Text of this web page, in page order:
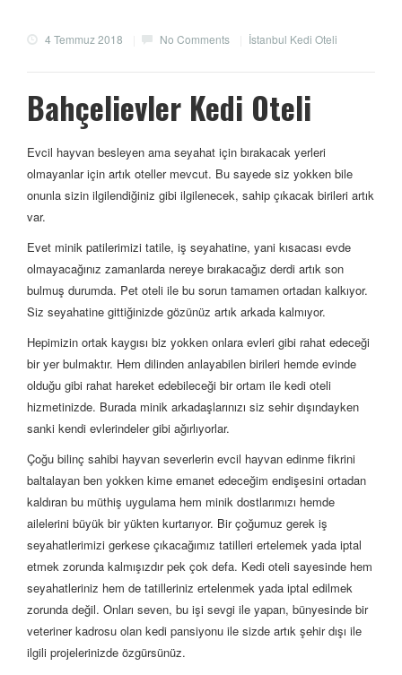
4 Temmuz 2018 No Comments İstanbul Kedi Oteli
Bahçelievler Kedi Oteli
Evcil hayvan besleyen ama seyahat için bırakacak yerleri
olmayanlar için artık oteller mevcut. Bu sayede siz yokken bile
onunla sizin ilgilendiğiniz gibi ilgilenecek, sahip çıkacak birileri artık
var.
Evet minik patilerimizi tatile, iş seyahatine, yani kısacası evde
olmayacağınız zamanlarda nereye bırakacağız derdi artık son
bulmuş durumda. Pet oteli ile bu sorun tamamen ortadan kalkıyor.
Siz seyahatine gittiğinizde gözünüz artık arkada kalmıyor.
Hepimizin ortak kaygısı biz yokken onlara evleri gibi rahat edeceği
bir yer bulmaktır. Hem dilinden anlayabilen birileri hemde evinde
olduğu gibi rahat hareket edebileceği bir ortam ile kedi oteli
hizmetinizde. Burada minik arkadaşlarınızı siz sehir dışındayken
sanki kendi evlerindeler gibi ağırlıyorlar.
Çoğu bilinç sahibi hayvan severlerin evcil hayvan edinme fikrini
baltalayan ben yokken kime emanet edeceğim endişesini ortadan
kaldıran bu müthiş uygulama hem minik dostlarımızı hemde
ailelerini büyük bir yükten kurtarıyor. Bir çoğumuz gerek iş
seyahatlerimizi gerkese çıkacağımız tatilleri ertelemek yada iptal
etmek zorunda kalmışızdır pek çok defa. Kedi oteli sayesinde hem
seyahatleriniz hem de tatilleriniz ertelenmek yada iptal edilmek
zorunda değil. Onları seven, bu işi sevgi ile yapan, bünyesinde bir
veteriner kadrosu olan kedi pansiyonu ile sizde artık şehir dışı ile
ilgili projelerinizde özgürsünüz.